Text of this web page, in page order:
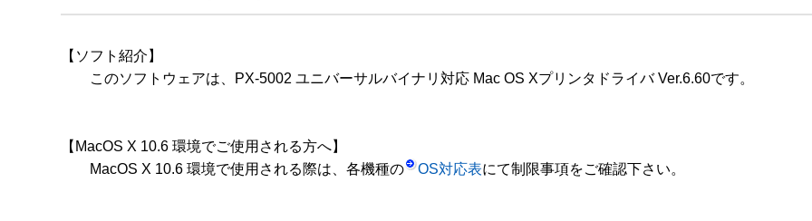
【ソフト紹介】
このソフトウェアは、PX-5002 ユニバーサルバイナリ対応 Mac OS Xプリンタドライバ Ver.6.60です。
【MacOS X 10.6 環境でご使用される方へ】
MacOS X 10.6 環境で使用される際は、各機種の
OS対応表にて制限事項をご確認下さい。